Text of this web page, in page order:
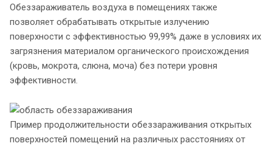
Обеззараживатель воздуха в помещениях также
позволяет обрабатывать открытые излучению
поверхности с эффективностью 99,99% даже в условиях их
загрязнения материалом органического происхождения
(кровь, мокрота, слюна, моча) без потери уровня
эффективности.
Пример продолжительности обеззараживания открытых
поверхностей помещений на различных расстояниях от